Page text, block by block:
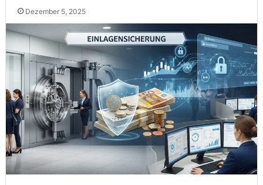
Dezember 5, 2025